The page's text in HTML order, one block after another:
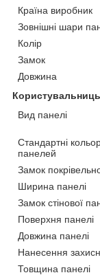
Країна виробник
Зовнішні шари
Колір
Замок
Довжина
Вид панелі
Стандартні
панелей
Замок
Ширина панелі
Замок стінової
Поверхня панелі
Довжина панелі
Нанесення
Товщина панелі